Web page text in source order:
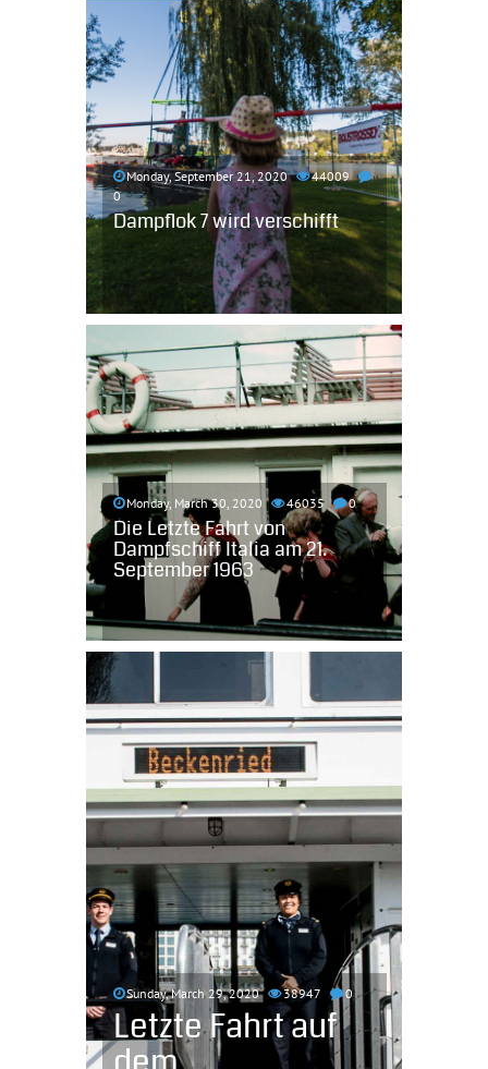
Monday, September 21, 2020
44009
0
Dampflok 7 wird verschifft
Monday, March 30, 2020 46035 0
Die Letzte Fahrt von
Dampfschiff Italia am 21.
September 1963
Sunday, March 29, 2020 38947 0
Letzte Fahrt auf